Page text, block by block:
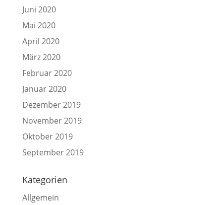
Juni 2020
Mai 2020
April 2020
März 2020
Februar 2020
Januar 2020
Dezember 2019
November 2019
Oktober 2019
September 2019
Kategorien
Allgemein